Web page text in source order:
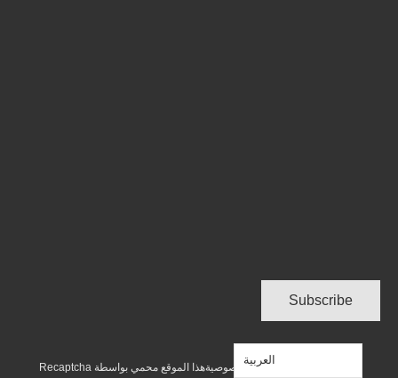
سياسة الخصوصيةهذا الموقع محمي بواسطة Recaptcha
العربية‏